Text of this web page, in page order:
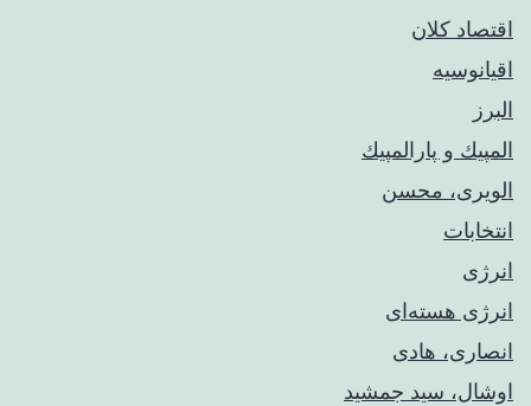
اقتصاد کلان
اقیانوسیه
البرز
المپيك و پارالمپيك
الویری، محسن
انتخابات
انرژی
انرژی هسته‌ای
انصاری، هادی
اوشال، سید جمشید